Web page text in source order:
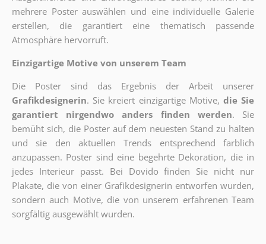
mehrere Poster auswählen und eine individuelle Galerie
erstellen, die garantiert eine thematisch passende
Atmosphäre hervorruft.
Einzigartige Motive von unserem Team
Die Poster sind das Ergebnis der Arbeit unserer
Grafikdesignerin. Sie kreiert einzigartige Motive, die Sie
garantiert nirgendwo anders finden werden. Sie
bemüht sich, die Poster auf dem neuesten Stand zu halten
und sie den aktuellen Trends entsprechend farblich
anzupassen. Poster sind eine begehrte Dekoration, die in
jedes Interieur passt. Bei Dovido finden Sie nicht nur
Plakate, die von einer Grafikdesignerin entworfen wurden,
sondern auch Motive, die von unserem erfahrenen Team
sorgfältig ausgewählt wurden.